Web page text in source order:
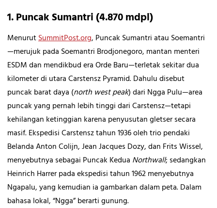
1. Puncak Sumantri (4.870 mdpl)
MenurutSummitPost.org, Puncak Sumantri atau Soemantri
—merujuk pada Soemantri Brodjonegoro, mantan menteri
ESDM dan mendikbud era Orde Baru—terletak sekitar dua
kilometer di utara Carstensz Pyramid. Dahulu disebut
puncak barat daya (north west peak) dari Ngga Pulu—area
puncak yang pernah lebih tinggi dari Carstensz—tetapi
kehilangan ketinggian karena penyusutan gletser secara
masif. Ekspedisi Carstensz tahun 1936 oleh trio pendaki
Belanda Anton Colijn, Jean Jacques Dozy, dan Frits Wissel,
menyebutnya sebagai Puncak Kedua Northwall; sedangkan
Heinrich Harrer pada ekspedisi tahun 1962 menyebutnya
Ngapalu, yang kemudian ia gambarkan dalam peta. Dalam
bahasa lokal, “Ngga” berarti gunung.